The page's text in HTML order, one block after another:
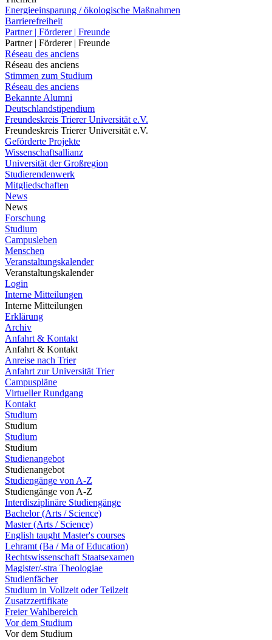
Energieeinsparung / ökologische Maßnahmen
Barrierefreiheit
Partner | Förderer | Freunde
Partner | Förderer | Freunde
Réseau des anciens
Réseau des anciens
Stimmen zum Studium
Réseau des anciens
Bekannte Alumni
Deutschlandstipendium
Freundeskreis Trierer Universität e.V.
Freundeskreis Trierer Universität e.V.
Geförderte Projekte
Wissenschaftsallianz
Universität der Großregion
Studierendenwerk
Mitgliedschaften
News
News
Forschung
Studium
Campusleben
Menschen
Veranstaltungskalender
Veranstaltungskalender
Login
Interne Mitteilungen
Interne Mitteilungen
Erklärung
Archiv
Anfahrt & Kontakt
Anfahrt & Kontakt
Anreise nach Trier
Anfahrt zur Universität Trier
Campuspläne
Virtueller Rundgang
Kontakt
Studium
Studium
Studium
Studium
Studienangebot
Studienangebot
Studiengänge von A-Z
Studiengänge von A-Z
Interdisziplinäre Studiengänge
Bachelor (Arts / Science)
Master (Arts / Science)
English taught Master's courses
Lehramt (Ba / Ma of Education)
Rechtswissenschaft Staatsexamen
Magister/-stra Theologiae
Studienfächer
Studium in Vollzeit oder Teilzeit
Zusatzzertifikate
Freier Wahlbereich
Vor dem Studium
Vor dem Studium